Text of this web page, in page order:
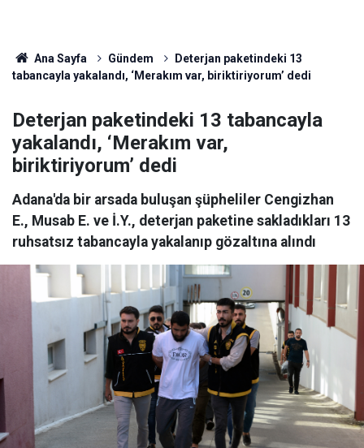
Ana Sayfa Gündem
Deterjan paketindeki 13
tabancayla yakalandı, ‘Merakım var, biriktiriyorum’ dedi
Deterjan paketindeki 13 tabancayla
yakalandı, ‘Merakım var,
biriktiriyorum’ dedi
Adana'da bir arsada buluşan şüpheliler Cengizhan
E., Musab E. ve İ.Y., deterjan paketine sakladıkları 13
ruhsatsız tabancayla yakalanıp gözaltına alındı